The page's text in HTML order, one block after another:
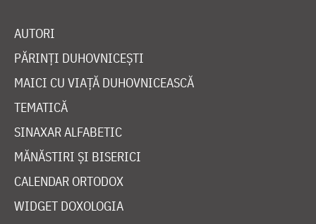
AUTORI
PĂRINȚI DUHOVNICEȘTI
MAICI CU VIAȚĂ DUHOVNICEASCĂ
TEMATICĂ
SINAXAR ALFABETIC
MĂNĂSTIRI ȘI BISERICI
CALENDAR ORTODOX
WIDGET DOXOLOGIA